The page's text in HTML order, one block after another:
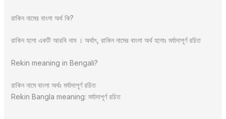
রাকিন নামের বাংলা অর্থ কি?
রাকিন হলো একটি আরবি নাম । অর্থাৎ, রাকিন নামের বাংলা অর্থ হলোঃ মর্যাদাপূর্ণ রচিত
Rekin meaning in Bengali?
রাকিন নামে বাংলা অর্থঃ মর্যাদাপূর্ণ রচিত
Rekin Bangla meaning: মর্যাদাপূর্ণ রচিত